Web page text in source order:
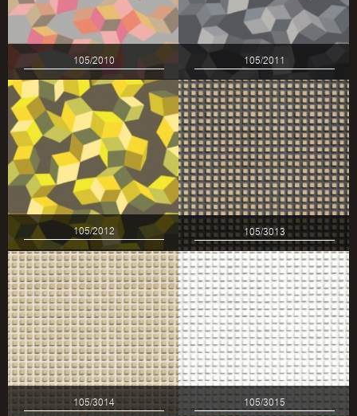
105/2010 105/2011
105/2012 105/3013
105/3014 105/3015